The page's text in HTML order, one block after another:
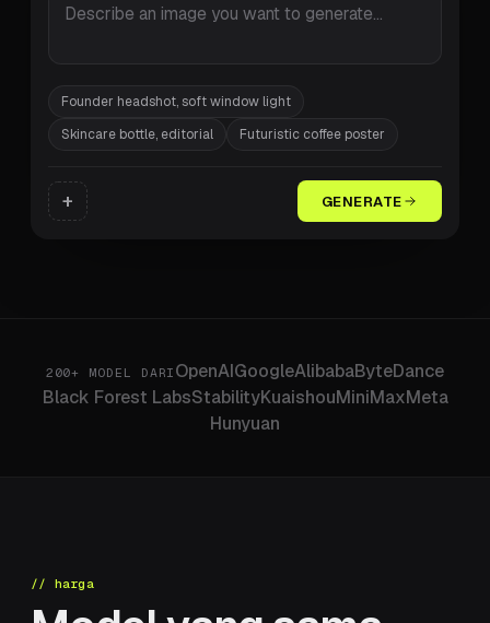
Founder headshot, soft window light
Skincare bottle, editorial
Futuristic coffee poster
+ GENERATE
200+ MODEL DARI OpenAIGoogleAlibabaByteDance
Black Forest LabsStabilityKuaishouMiniMaxMeta
Hunyuan
// harga